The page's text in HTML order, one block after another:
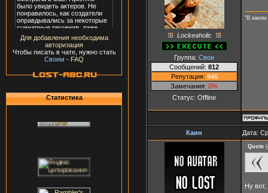
Для добавления необходима
авторизация
Чтобы писать в чате, нужно стать
Своим - FAQ
Статистика
Lockeaholic
Группа: Свои
Сообщений: 812
Репутация: 946
Замечания: 0%
Статус: Offline
"В
Каин Дата:
Quote (
Ну